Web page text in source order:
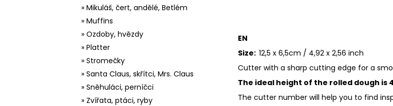
» Mikuláš, čert, andělé, Betlém
» Muffins
» Ozdoby, hvězdy
» Platter
» Stromečky
» Santa Claus, skřítci, Mrs. Claus
» Sněhuláci, perníčci
» Zvířata, ptáci, ryby
EN
Size: 12,5 x 6,5cm / 4,92 x 2,56 inch
Cutter with a sharp cutting edge for a
The ideal height of the rolled dough is
The cutter number will help you to find